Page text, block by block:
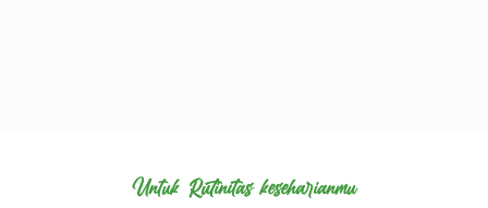
Untuk Rutinitas keseharianmu